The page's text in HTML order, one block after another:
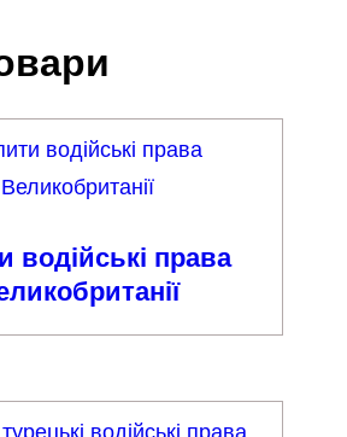
водійські права